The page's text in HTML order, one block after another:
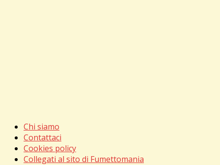
Chi siamo
Contattaci
Cookies policy
Collegati al sito di Fumettomania